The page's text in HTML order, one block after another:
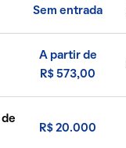
Sem entrada
A partir de
R$ 573,00
R$ 20.000